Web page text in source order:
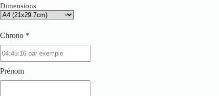
Dimensions
Chrono *
Prénom